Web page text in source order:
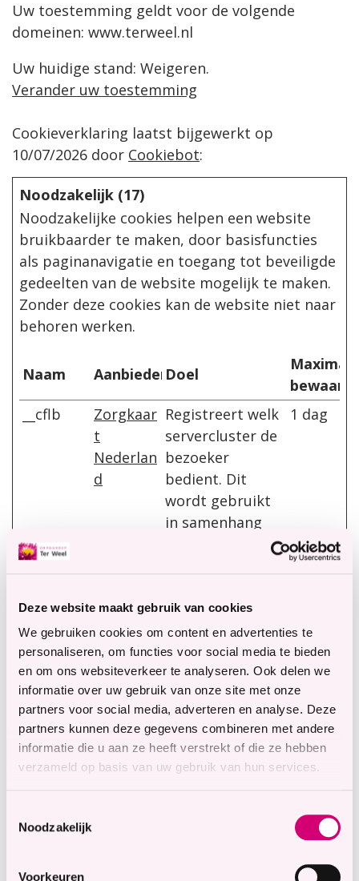
Deze website maakt gebruik van cookies
We gebruiken cookies om content en advertenties te
personaliseren, om functies voor social media te bieden
en om ons websiteverkeer te analyseren. Ook delen we
informatie over uw gebruik van onze site met onze
partners voor social media, adverteren en analyse. Deze
partners kunnen deze gegevens combineren met andere
informatie die u aan ze heeft verstrekt of die ze hebben
verzameld op basis van uw gebruik van hun services.
Noodzakelijk
Voorkeuren
Uw toestemming geldt voor de volgende
domeinen: www.terweel.nl
Uw huidige stand: Weigeren.
Verander uw toestemming
Cookieverklaring laatst bijgewerkt op
10/07/2026 door Cookiebot:
Noodzakelijk (17)
Noodzakelijke cookies helpen een website
bruikbaarder te maken, door basisfuncties
als paginanavigatie en toegang tot beveiligde
gedeelten van de website mogelijk te maken.
Zonder deze cookies kan de website niet naar
behoren werken.
Naam Aanbieder Doel
Maximale
__cflb
Zorgkaar
t
Nederlan
d
Registreert welk
servercluster de
bezoeker
bedient. Dit
wordt gebruikt
in samenhang
gebruikerservari
ng te
optimaliseren.
1 dag
CookieCo
nsent
[x2]
data.ter
weel.nl
Cookiebo
t
Slaat de
cookiestatus van
de gebruiker op
voor het huidige
domein
1 jaar
SRF_TOK